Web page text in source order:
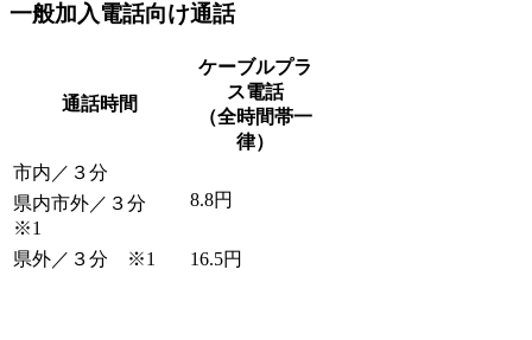
一般加入電話向け通話
通話時間
ケーブルプラ
ス電話
（全時間帯一
律）
市内／３分
8.8円
県内市外／３分
※1
県外／３分 ※1
16.5円